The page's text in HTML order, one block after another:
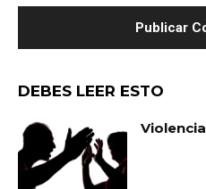
DEBES LEER ESTO
Violencia